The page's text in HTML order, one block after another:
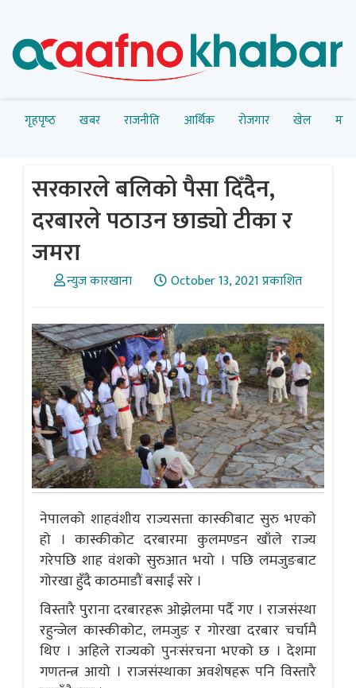
गृहपृष्‍ठ खबर राजनीति आर्थिक रोजगार खेल
सरकारले बलिको पैसा दिँदैन,
दरबारले पठाउन छाड्याे टीका र
जमरा
न्युज कारखाना October 13, 2021 प्रकाशित
नेपालको शाहवंशीय राज्यसत्ता कास्कीबाट सुरु भएको
हो । कास्कीकोट दरबारमा कुलमण्डन खाँले राज्य
गरेपछि शाह वंशको सुरुआत भयो । पछि लमजुङबाट
गोरखा हुँदै काठमाडौं बसाईं सरे ।
विस्तारै पुराना दरबारहरू ओझेलमा पर्दै गए । राजसंस्था
रहुन्जेल कास्कीकोट, लमजुङ र गोरखा दरबार चर्चामै
थिए । अहिले राज्यको पुनःसंरचना भएको छ । देशमा
गणतन्त्र आयो । राजसंस्थाका अवशेषहरू पनि विस्तारै